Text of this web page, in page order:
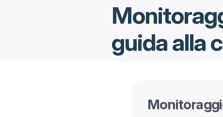
guida alla